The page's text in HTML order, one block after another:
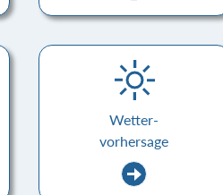
Wetter-
vorhersage